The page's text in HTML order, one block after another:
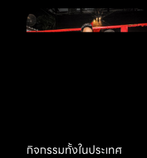
กิจกรรมทั้งในประเทศ